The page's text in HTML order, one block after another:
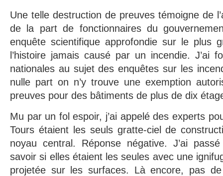
Une telle destruction de preuves témoigne de
de la part de fonctionnaires du
enquête scientifique approfondie sur le plus
l’histoire jamais causé par un incendie. J’ai
nationales au sujet des enquêtes sur les
nulle part on n’y trouve une exemption
preuves pour des bâtiments de plus de dix
Mu par un fol espoir, j’ai appelé des experts
Tours étaient les seuls gratte-ciel de
noyau central. Réponse négative. J’ai
savoir si elles étaient les seules avec une
projetée sur les surfaces. Là encore, pas